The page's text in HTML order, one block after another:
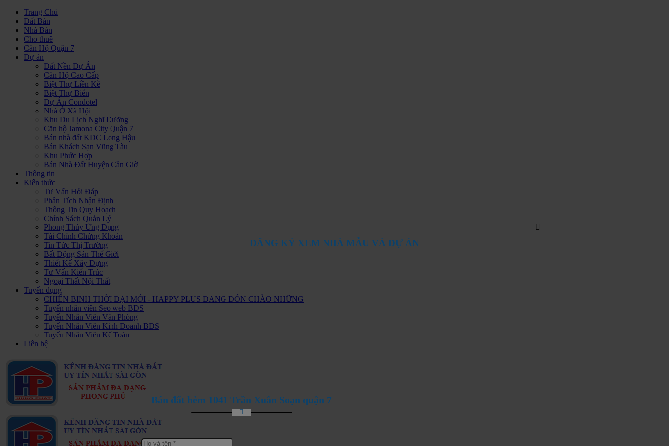
Trang Chủ
Đất Bán
Nhà Bán
Cho thuê
Căn Hộ Quận 7
Dự án
Đất Nền Dự Án
Căn Hộ Cao Cấp
Biệt Thự Liền Kề
Biệt Thự Biển
Dự Án Condotel
Nhà Ở Xã Hội
Khu Du Lịch Nghĩ Dưỡng
Căn hộ Jamona City Quận 7
Bán nhà đất KDC Long Hậu
Bán Khách Sạn Vũng Tàu
Khu Phức Hợp
Bán Nhà Đất Huyện Cần Giờ
Thông tin
Kiến thức
Tư Vấn Hỏi Đáp
Phân Tích Nhận Định
Thông Tin Quy Hoạch
Chính Sách Quản Lý
Phong Thủy Ứng Dụng
Tài Chính Chứng Khoán
Tin Tức Thị Trường
Bất Động Sản Thế Giới
Thiết Kế Xây Dựng
Tư Vấn Kiến Trúc
Ngoại Thất Nội Thất
Tuyển dụng
CHIẾN BINH THỜI ĐẠI MỚI - HAPPY PLUS ĐANG ĐÓN CHÀO NHỮNG
Tuyển nhân viên Seo web BDS
Tuyển Nhân Viên Văn Phòng
Tuyển Nhân Viên Kinh Doanh BDS
Tuyển Nhân Viên Kế Toán
Liên hệ
ĐĂNG KÝ XEM NHÀ MẪU VÀ DỰ ÁN
Bán đất hẻm 1041 Trần Xuân Soạn quận 7